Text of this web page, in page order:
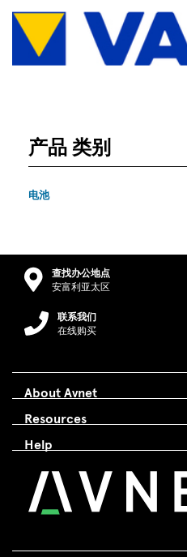
产品 类别
电池
查找办公地点
安富利亚太区
联系我们
在线购买
About Avnet
Resources
Help